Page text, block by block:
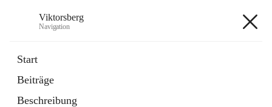
Viktorsberg
Navigation
Start
Beiträge
Beschreibung
1 Schnellzugriff